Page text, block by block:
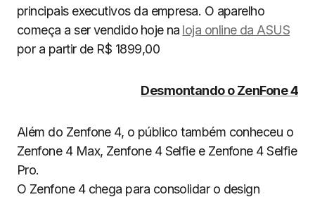
principais executivos da empresa. O aparelho
começa a ser vendido hoje na loja online da ASUS
por a partir de R$ 1899,00
Desmontando o ZenFone 4
Além do Zenfone 4, o público também conheceu o
Zenfone 4 Max, Zenfone 4 Selfie e Zenfone 4 Selfie
Pro.
O Zenfone 4 chega para consolidar o design